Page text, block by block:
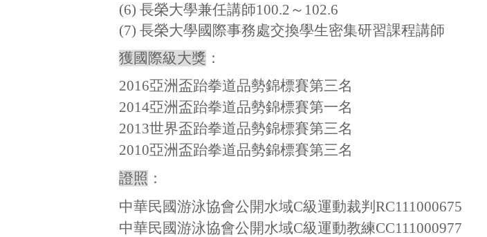
(6) 長榮大學兼任講師100.2～102.6
(7) 長榮大學國際事務處交換學生密集研習課程講師
獲國際級大獎 ：
2016亞洲盃跆拳道品勢錦標賽第三名
2014亞洲盃跆拳道品勢錦標賽第一名
2013世界盃跆拳道品勢錦標賽第三名
2010亞洲盃跆拳道品勢錦標賽第三名
證照 ：
中華民國游泳協會公開水域C級運動裁判RC111000675
中華民國游泳協會公開水域C級運動教練CC111000977